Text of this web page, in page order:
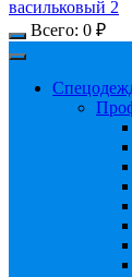
Всего: 0 ₽